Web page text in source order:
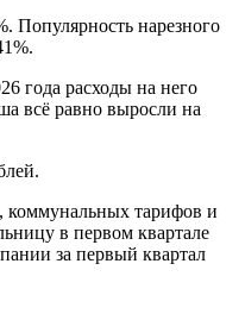
Популярность нарезного
года расходы на него
всё равно выросли на
коммунальных тарифов и
в первом квартале
за первый квартал